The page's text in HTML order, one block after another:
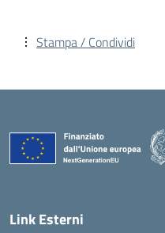
Stampa / Condividi
Link Esterni